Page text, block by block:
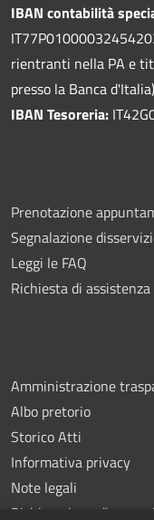
IBAN contabilità
rientranti nella PA e
presso la Banca d'Italia)
IBAN Tesoreria:
Prenotazione
Segnalazione
Leggi le FAQ
Richiesta di assistenza
Amministrazione
Albo pretorio
Storico Atti
Informativa privacy
Note legali
Dichiarazione di